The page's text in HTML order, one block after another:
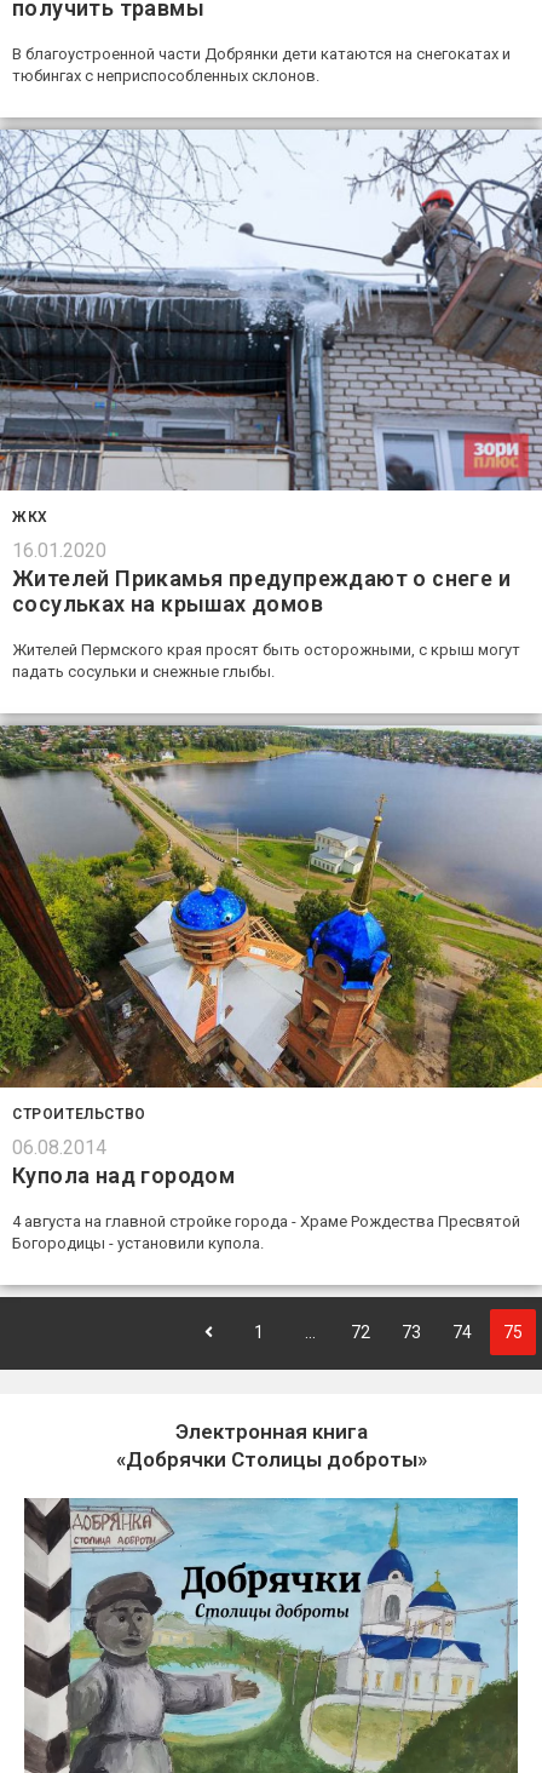
получить травмы
В благоустроенной части Добрянки дети катаются на снегокатах и
тюбингах с неприспособленных склонов.
ЖКХ
16.01.2020
Жителей Прикамья предупреждают о снеге и
сосульках на крышах домов
Жителей Пермского края просят быть осторожными, с крыш могут
падать сосульки и снежные глыбы.
СТРОИТЕЛЬСТВО
06.08.2014
Купола над городом
4 августа на главной стройке города - Храме Рождества Пресвятой
Богородицы - установили купола.
1 72 73 74 75
Электронная книга
«Добрячки Столицы доброты»